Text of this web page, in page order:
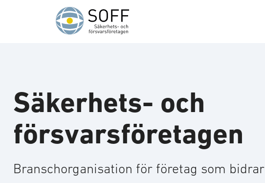
Hoppa till innehåll
Säkerhets- och
försvarsföretagen
Branschorganisation för företag som bidrar